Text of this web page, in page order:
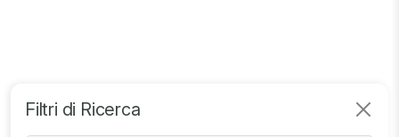
Filtri di Ricerca